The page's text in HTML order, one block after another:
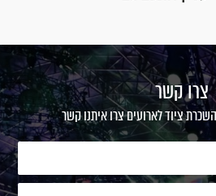
צרו קשר
ציוד לארועים צרו איתנו קשר